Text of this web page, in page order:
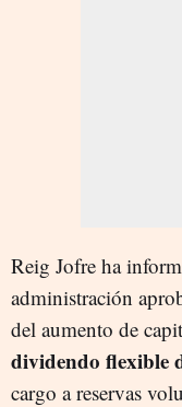
Reig Jofre ha
administración
del aumento de
dividendo flexible
cargo a reservas